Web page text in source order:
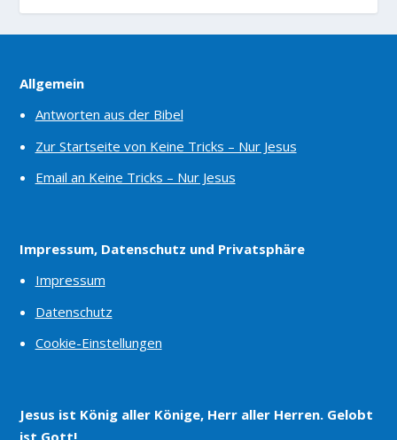
Allgemein
Antworten aus der Bibel
Zur Startseite von Keine Tricks – Nur Jesus
Email an Keine Tricks – Nur Jesus
Impressum, Datenschutz und Privatsphäre
Impressum
Datenschutz
Cookie-Einstellungen
Jesus ist König aller Könige, Herr aller Herren. Gelobt
ist Gott!